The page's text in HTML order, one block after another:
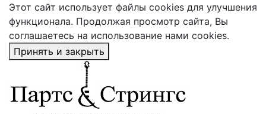
Этот сайт использует файлы cookies для улучшения
функционала. Продолжая просмотр сайта, Вы
соглашаетесь на использование нами cookies.
Принять и закрыть